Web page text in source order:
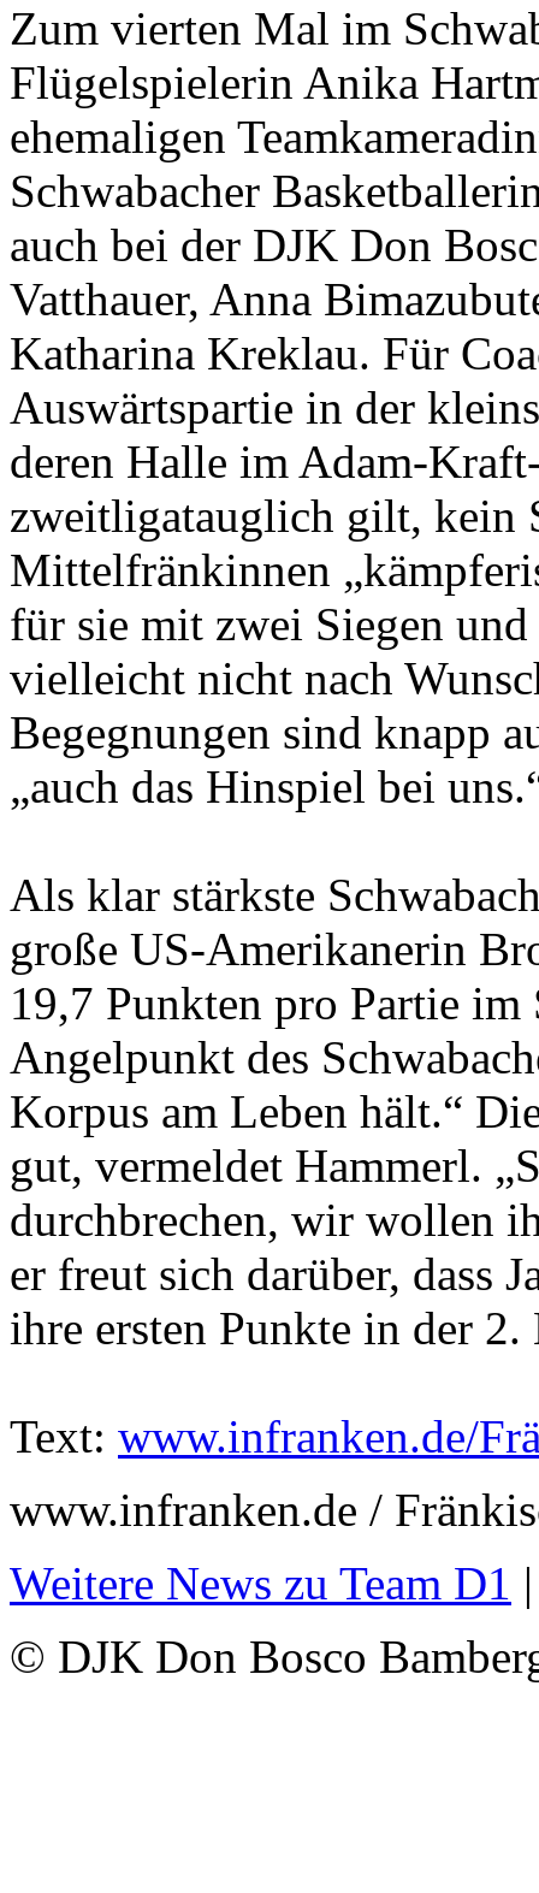
Zum vierten Mal im
Flügelspielerin Anika
ehemaligen
Schwabacher
auch bei der DJK Don
Vatthauer, Anna
Katharina Kreklau. Für
Auswärtspartie in der
deren Halle im Adam-
zweitligatauglich gilt, kein
Mittelfränkinnen
für sie mit zwei Siegen
vielleicht nicht nach
Begegnungen sind knapp
„auch das Hinspiel bei
Als klar stärkste
große US-Amerikanerin
19,7 Punkten pro Partie
Angelpunkt des
Korpus am Leben hält.“
gut, vermeldet Hammerl.
durchbrechen, wir wollen
er freut sich darüber, dass
ihre ersten Punkte in der
Text: www.infranken.de/
www.infranken.de /
Weitere News zu Team D1
© DJK Don Bosco